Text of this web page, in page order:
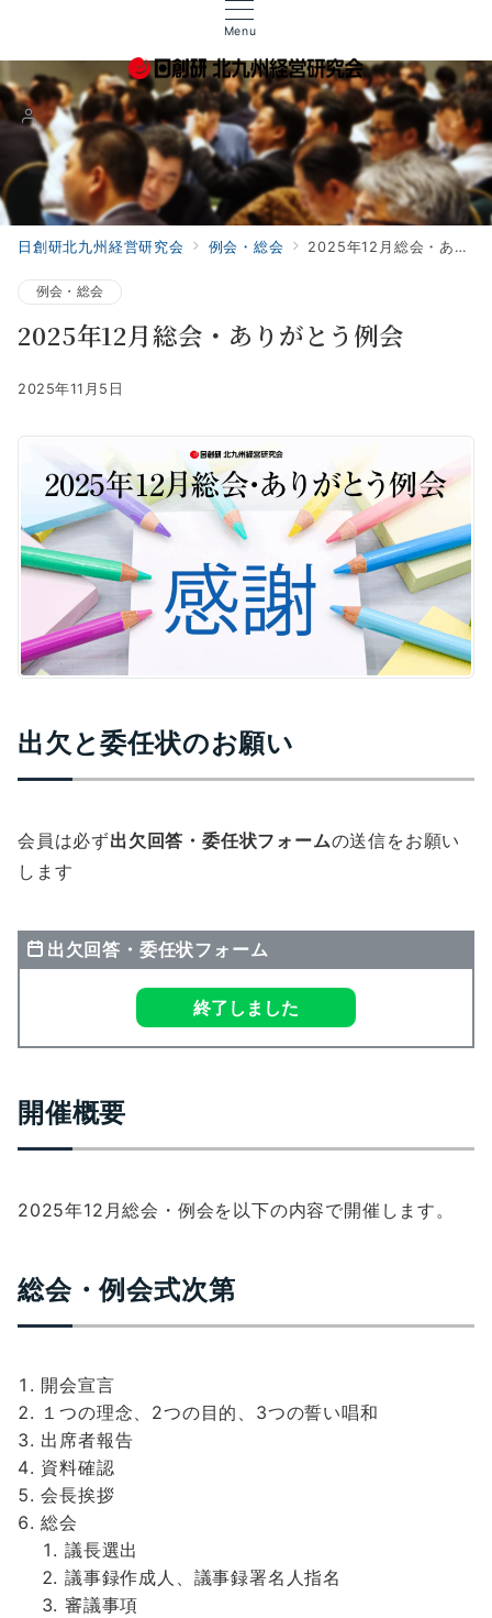
Menu
日創研北九州経営研究会 例会・総会 2025年12月総会・ありがとう例会
例会・総会
2025年12月総会・ありがとう例会
2025年11月5日
出欠と委任状のお願い
会員は必ず出欠回答・委任状フォームの送信をお願い
します
出欠回答・委任状フォーム
終了しました
開催概要
2025年12月総会・例会を以下の内容で開催します。
総会・例会式次第
開会宣言
１つの理念、2つの目的、3つの誓い唱和
出席者報告
資料確認
会長挨拶
総会
議長選出
議事録作成人、議事録署名人指名
審議事項